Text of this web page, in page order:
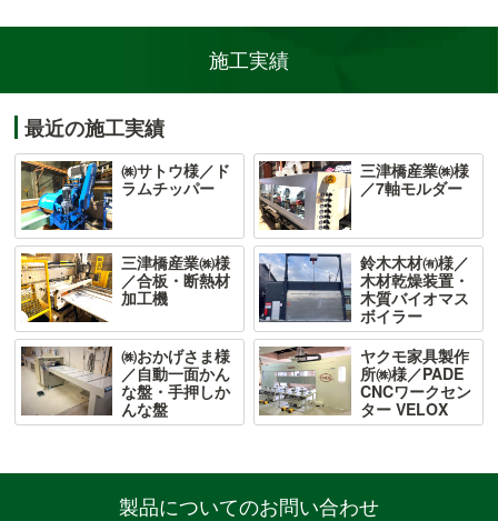
施工実績
最近の施工実績
㈱サトウ様／ド
ラムチッパー
三津橋産業㈱様
／7軸モルダー
三津橋産業㈱様
／合板・断熱材
加工機
鈴木木材㈲様／
木材乾燥装置・
木質バイオマス
ボイラー
㈱おかげさま様
／自動一面かん
な盤・手押しか
んな盤
ヤクモ家具製作
所㈱様／PADE
CNCワークセン
ター VELOX
製品についてのお問い合わせ